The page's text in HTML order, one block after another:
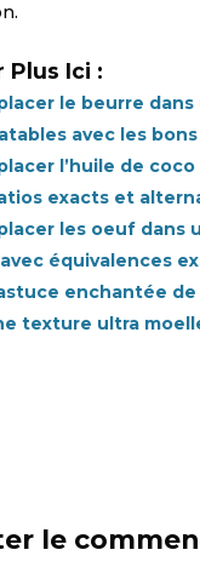
Plus Ici :
le beurre
avec les
l’huile de
exacts et
les oeuf dans
équivalences
enchantée
texture ultra
le